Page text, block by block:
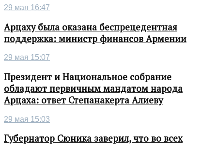
29 мая 16:47
Арцаху была оказана беспрецедентная
поддержка: министр финансов Армении
29 мая 15:07
Президент и Национальное собрание
обладают первичным мандатом народа
Арцаха: ответ Степанакерта Алиеву
29 мая 15:03
Губернатор Сюника заверил, что во всех